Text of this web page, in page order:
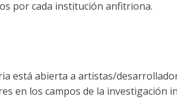
por cada institución anfitriona.
está abierta a artistas/
en los campos de la investigación